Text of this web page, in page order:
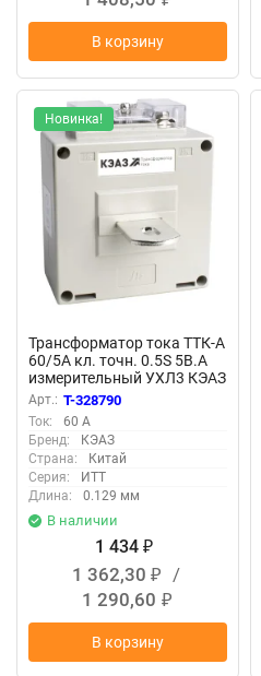
В корзину
Новинка!
Трансформатор тока ТТК-А
60/5А кл. точн. 0.5S 5В.А
измерительный УХЛ3 КЭАЗ
219663
Арт.: T-328790
Ток:
60 А
Бренд:
КЭАЗ
Страна:
Китай
Серия:
ИТТ
Длина:
0.129 мм
В наличии
1 434 ₽
1 362,30 ₽
/
1 290,60 ₽
В корзину